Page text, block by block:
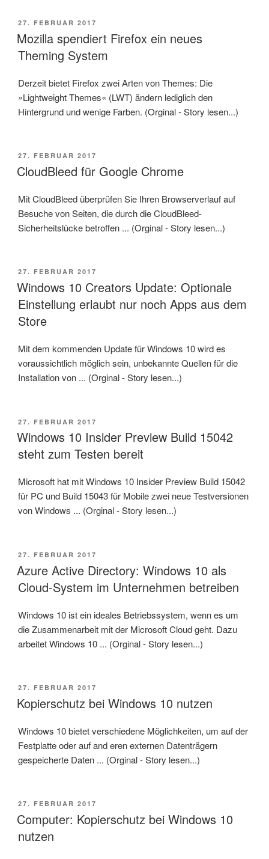
VERÖFFENTLICHT
AM
27. FEBRUAR 2017
Mozilla spendiert Firefox ein neues
Theming System
Derzeit bietet Firefox zwei Arten von Themes: Die
»Lightweight Themes« (LWT) ändern lediglich den
Hintergrund und wenige Farben. (Orginal - Story lesen...)
VERÖFFENTLICHT
AM
27. FEBRUAR 2017
CloudBleed für Google Chrome
Mit CloudBleed überprüfen Sie Ihren Browserverlauf auf
Besuche von Seiten, die durch die CloudBleed-
Sicherheitslücke betroffen ... (Orginal - Story lesen...)
VERÖFFENTLICHT
AM
27. FEBRUAR 2017
Windows 10 Creators Update: Optionale
Einstellung erlaubt nur noch Apps aus dem
Store
Mit dem kommenden Update für Windows 10 wird es
voraussichtlich möglich sein, unbekannte Quellen für die
Installation von ... (Orginal - Story lesen...)
VERÖFFENTLICHT
AM
27. FEBRUAR 2017
Windows 10 Insider Preview Build 15042
steht zum Testen bereit
Microsoft hat mit Windows 10 Insider Preview Build 15042
für PC und Build 15043 für Mobile zwei neue Testversionen
von Windows ... (Orginal - Story lesen...)
VERÖFFENTLICHT
AM
27. FEBRUAR 2017
Azure Active Directory: Windows 10 als
Cloud-System im Unternehmen betreiben
Windows 10 ist ein ideales Betriebssystem, wenn es um
die Zusammenarbeit mit der Microsoft Cloud geht. Dazu
arbeitet Windows 10 ... (Orginal - Story lesen...)
VERÖFFENTLICHT
AM
27. FEBRUAR 2017
Kopierschutz bei Windows 10 nutzen
Windows 10 bietet verschiedene Möglichkeiten, um auf der
Festplatte oder auf and eren externen Datenträgern
gespeicherte Daten ... (Orginal - Story lesen...)
VERÖFFENTLICHT
AM
27. FEBRUAR 2017
Computer: Kopierschutz bei Windows 10
nutzen